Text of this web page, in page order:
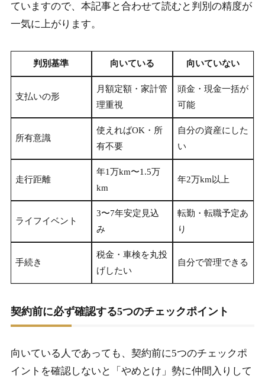
ていますので、本記事と合わせて読むと判別の精度が
一気に上がります。
判別基準 向いている 向いていない
支払いの形
月額定額・家計管
理重視
頭金・現金一括が
可能
所有意識
使えればOK・所
有不要
自分の資産にした
い
走行距離
年1万km〜1.5万
km
年2万km以上
ライフイベント
3〜7年安定見込
み
転勤・転職予定あ
り
手続き
税金・車検を丸投
げしたい
自分で管理できる
契約前に必ず確認する5つのチェックポイント
向いている人であっても、契約前に5つのチェックポ
イントを確認しないと「やめとけ」勢に仲間入りして